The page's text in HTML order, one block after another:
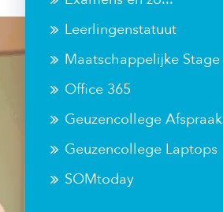
Leerlingenstatuut
Maatschappelijke Stage
Office 365
Geuzencollege Afspraak
Geuzencollege Laptops
SOMtoday